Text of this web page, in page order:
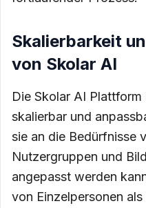
Skalierbarkeit
von Skolar AI
Die Skolar AI
skalierbar und
sie an die Bedürfnisse
Nutzergruppen und
angepasst werden
von Einzelpersonen